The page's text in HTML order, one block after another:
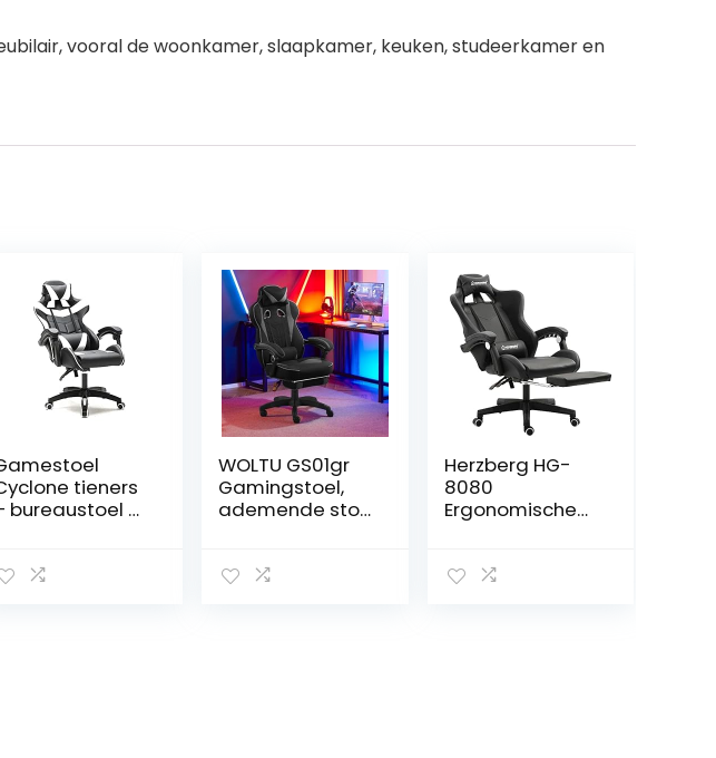
vooral de woonkamer, slaapkamer, keuken, studeerkamer en
tieners
bureaustoel –
WOLTU GS01gr
Gamingstoel,
ademende stof,
met verstelbare
Herzberg HG-
8080
Ergonomische